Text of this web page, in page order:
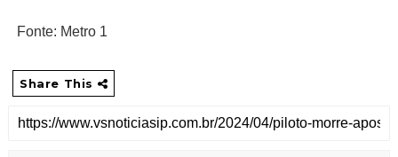
Fonte: Metro 1
Share This